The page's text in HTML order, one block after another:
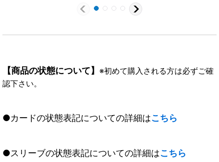
【商品の状態について】 ※初めて購入される方は必ずご確
認下さい。
●カードの状態表記についての詳細はこちら
●スリーブの状態表記についての詳細はこちら